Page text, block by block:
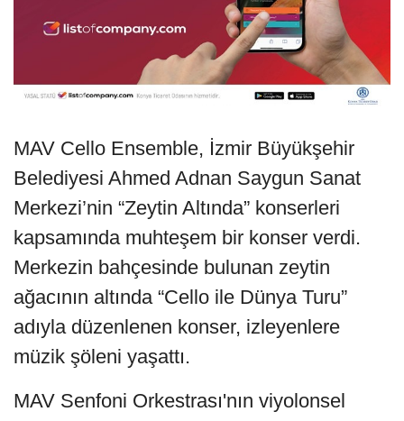
MAV Cello Ensemble, İzmir Büyükşehir
Belediyesi Ahmed Adnan Saygun Sanat
Merkezi’nin “Zeytin Altında” konserleri
kapsamında muhteşem bir konser verdi.
Merkezin bahçesinde bulunan zeytin
ağacının altında “Cello ile Dünya Turu”
adıyla düzenlenen konser, izleyenlere
müzik şöleni yaşattı.
MAV Senfoni Orkestrası'nın viyolonsel